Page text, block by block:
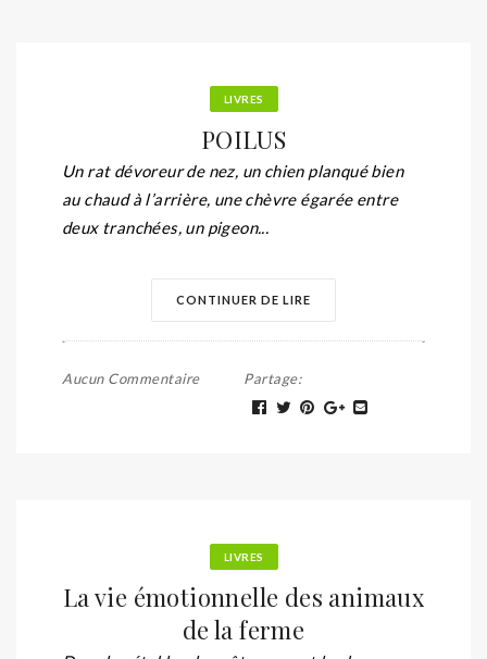
LIVRES
POILUS
Un rat dévoreur de nez, un chien planqué bien
au chaud à l’arrière, une chèvre égarée entre
deux tranchées, un pigeon...
CONTINUER DE LIRE
Aucun Commentaire Partage:
LIVRES
La vie émotionnelle des animaux
de la ferme